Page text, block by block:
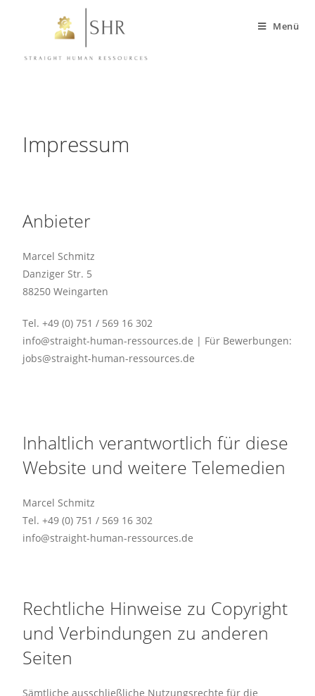
Menü
Impressum
Anbieter
Marcel Schmitz
Danziger Str. 5
88250 Weingarten
Tel. +49 (0) 751 / 569 16 302
info@straight-human-ressources.de | Für Bewerbungen:
jobs@straight-human-ressources.de
Inhaltlich verantwortlich für diese
Website und weitere Telemedien
Marcel Schmitz
Tel. +49 (0) 751 / 569 16 302
info@straight-human-ressources.de
Rechtliche Hinweise zu Copyright
und Verbindungen zu anderen
Seiten
Sämtliche ausschließliche Nutzungsrechte für die